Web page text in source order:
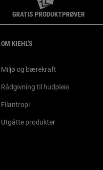
GRATIS PRODUKTPRØVER
OM KIEHL'S
Miljø og bærekraft
Rådgivning til hudpleie
Filantropi
Utgåtte produkter